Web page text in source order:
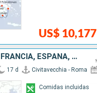
US$ 10,177
ITALIA, MONACO, FRANCIA, ESPAÑA, MARRUECOS, PORTUGAL
17 d Civitavecchia - Roma
Comidas incluidas